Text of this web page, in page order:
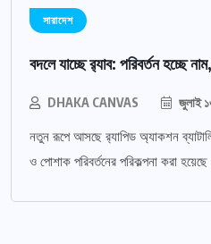
সারাদেশ
বদলে যাচ্ছে র‌্যাব: পরিবর্তন হচ্ছে
DHAKA CANVAS জুলাই
নতুন রূপে আসছে র‌্যাপিড অ্যাকশন
ও পোশাক পরিবর্তনের পরিকল্পনা করা